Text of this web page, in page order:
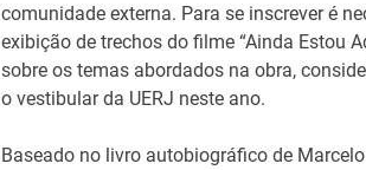
comunidade externa. Para se inscrever é
exibição de trechos do filme “Ainda Estou
sobre os temas abordados na obra,
o vestibular da UERJ neste ano.
Baseado no livro autobiográfico de